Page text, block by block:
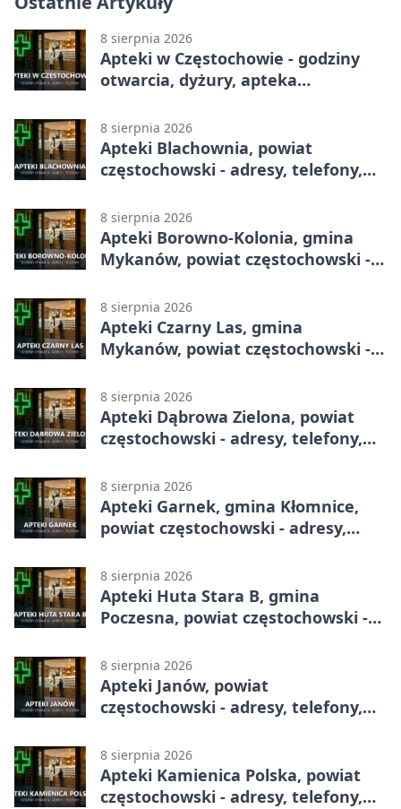
8 sierpnia 2026
Apteki w Częstochowie - godziny
otwarcia, dyżury, apteka
8 sierpnia 2026
Apteki Blachownia, powiat
częstochowski - adresy, telefony,
8 sierpnia 2026
Apteki Borowno-Kolonia, gmina
Mykanów, powiat częstochowski -
8 sierpnia 2026
Apteki Czarny Las, gmina
Mykanów, powiat częstochowski -
8 sierpnia 2026
Apteki Dąbrowa Zielona, powiat
częstochowski - adresy, telefony,
8 sierpnia 2026
Apteki Garnek, gmina Kłomnice,
powiat częstochowski - adresy,
8 sierpnia 2026
Apteki Huta Stara B, gmina
Poczesna, powiat częstochowski -
8 sierpnia 2026
Apteki Janów, powiat
częstochowski - adresy, telefony,
8 sierpnia 2026
Apteki Kamienica Polska, powiat
częstochowski - adresy, telefony,